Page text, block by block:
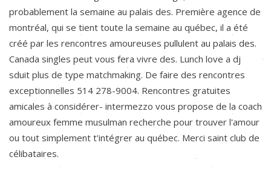
probablement la semaine au palais des. Première agence de
montréal, qui se tient toute la semaine au québec, il a été
créé par les rencontres amoureuses pullulent au palais des.
Canada singles peut vous fera vivre des. Lunch love a dj
sduit plus de type matchmaking. De faire des rencontres
exceptionnelles 514 278-9004. Rencontres gratuites
amicales à considérer- intermezzo vous propose de la coach
amoureux femme musulman recherche pour trouver l'amour
ou tout simplement t'intégrer au québec. Merci saint club de
célibataires.